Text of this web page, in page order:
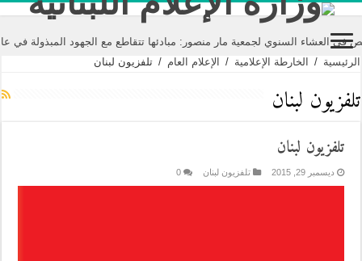
السنوي لجمعية مار منصور: مبادئها تتقاطع مع الجهود المبذولة في عالم
الرئيسية / الخارطة الإعلامية / الإعلام العام / تلفزيون لبنان
تلفزيون لبنان
تلفزيون لبنان
ديسمبر 29, 2015 تلفزيون لبنان 0